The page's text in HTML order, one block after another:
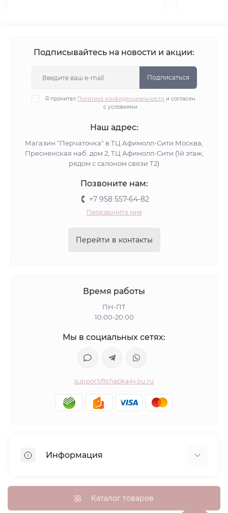
Подписывайтесь на новости и акции:
Подписаться
Я прочитал Политика конфиденциальности и согласен
с условиями
Наш адрес:
Магазин "Перчаточка" в ТЦ Афимолл-Сити Москва,
Пресненская наб. дом 2, ТЦ Афимолл-Сити (1й этаж,
рядом с салоном связи Т2)
Позвоните нам:
+7 958 557-64-82
Перезвоните мне
Перейти в контакты
Время работы
ПН-ПТ
10:00-20:00
Мы в социальных сетях:
support@shapka4you.ru
Информация
Доставка, оплата и бонусные баллы
Каталог товаров